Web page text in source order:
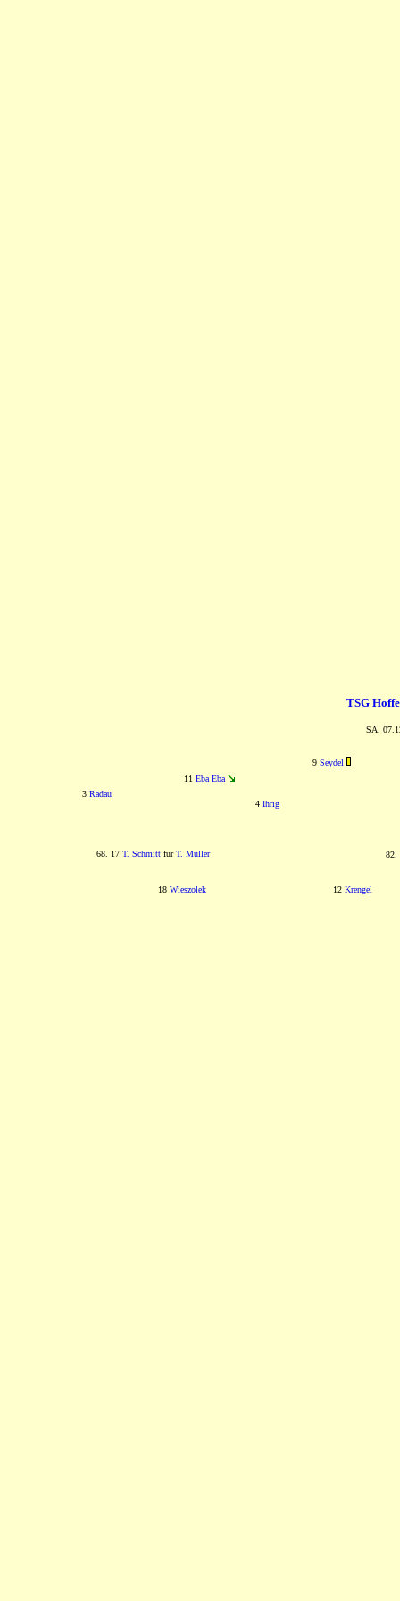
TSG
SA.
9 Seydel
11 Eba Eba
3 Radau
4 Ihrig
68. 17 T. SchmittfürT. Müller
18 Wieszolek 12 Krengel